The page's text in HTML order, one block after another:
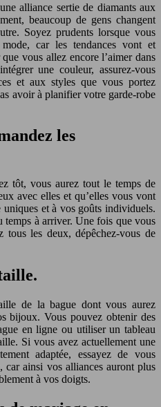
alliance sertie de diamants aux
beaucoup de gens changent
Soyez prudents lorsque vous
car les tendances vont et
vous allez encore l’aimer dans
une couleur, assurez-vous
et aux styles que vous portez
avoir à planifier votre garde-robe
les
tôt, vous aurez tout le temps de
avec elles et qu’elles vous vont
et à vos goûts individuels.
temps à arriver. Une fois que vous
les deux, dépêchez-vous de
de la bague dont vous aurez
bijoux. Vous pouvez obtenir des
en ligne ou utiliser un tableau
Si vous avez actuellement une
adaptée, essayez de vous
car ainsi vos alliances auront plus
à vos doigts.